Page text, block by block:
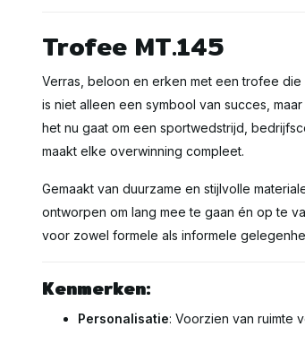
Trofee MT.145
Verras, beloon en erken met een trofee
is niet alleen een symbool van succes,
het nu gaat om een sportwedstrijd,
maakt elke overwinning compleet.
Gemaakt van duurzame en stijlvolle
ontworpen om lang mee te gaan én op te
voor zowel formele als informele
Kenmerken:
Personalisatie: Voorzien van ruimte